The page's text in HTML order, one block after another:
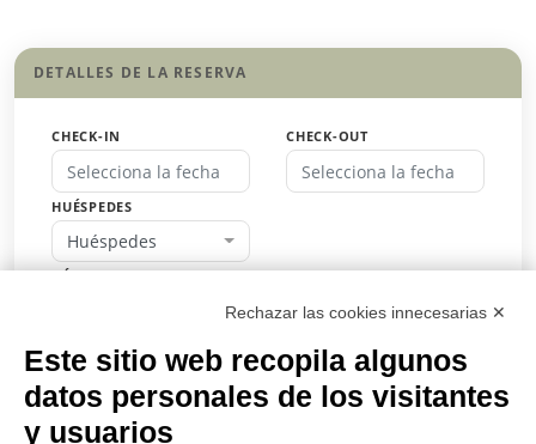
DETALLES DE LA RESERVA
CHECK-IN CHECK-OUT
HUÉSPEDES
Huéspedes
CÓDIGO DE DESCUENTO
RESERVA
Rechazar las cookies innecesarias ✕
Este sitio web recopila algunos
datos personales de los visitantes
y usuarios